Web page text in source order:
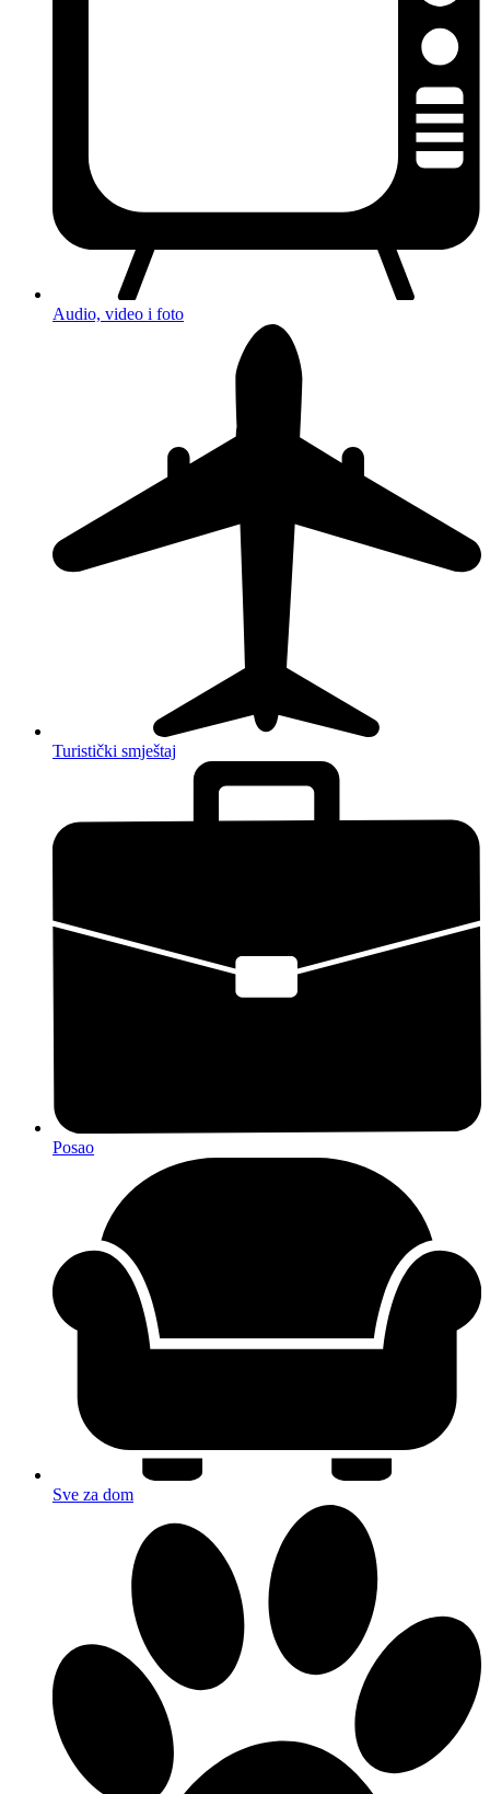
Audio, video i foto
Turistički smještaj
Posao
Sve za dom